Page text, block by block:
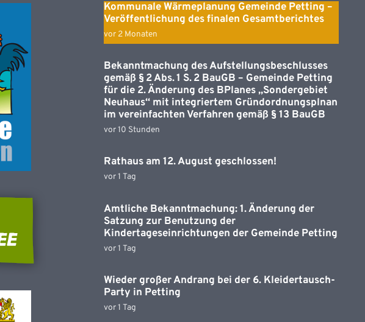
Kommunale Wärmeplanung Gemeinde Petting –
Veröffentlichung des finalen Gesamtberichtes
vor 2 Monaten
Bekanntmachung des Aufstellungsbeschlusses
gemäß § 2 Abs. 1 S. 2 BauGB – Gemeinde Petting
für die 2. Änderung des BPlanes „Sondergebiet
Neuhaus“ mit integriertem Gründordnungsplnan
im vereinfachten Verfahren gemäß § 13 BauGB
vor 10 Stunden
Rathaus am 12. August geschlossen!
vor 1 Tag
Amtliche Bekanntmachung: 1. Änderung der
Satzung zur Benutzung der
Kindertageseinrichtungen der Gemeinde Petting
vor 1 Tag
Wieder großer Andrang bei der 6. Kleidertausch-
Party in Petting
vor 1 Tag